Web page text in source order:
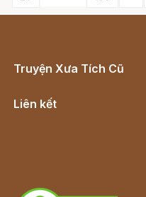
Truyện Xưa Tích Cũ
Liên kết